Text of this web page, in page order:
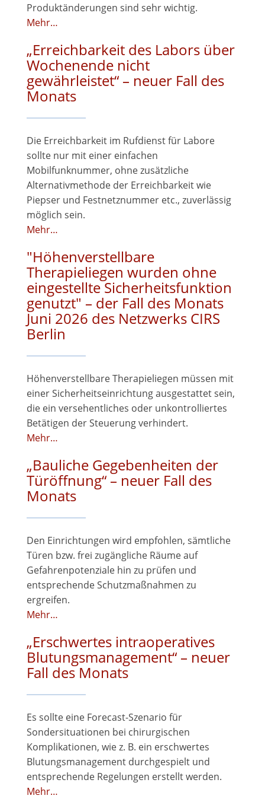
Produktänderungen sind sehr wichtig.
Mehr…
„Erreichbarkeit des Labors über
Wochenende nicht
gewährleistet“ – neuer Fall des
Monats
Die Erreichbarkeit im Rufdienst für Labore
sollte nur mit einer einfachen
Mobilfunknummer, ohne zusätzliche
Alternativmethode der Erreichbarkeit wie
Piepser und Festnetznummer etc., zuverlässig
möglich sein.
Mehr…
"Höhenverstellbare
Therapieliegen wurden ohne
eingestellte Sicherheitsfunktion
genutzt" – der Fall des Monats
Juni 2026 des Netzwerks CIRS
Berlin
Höhenverstellbare Therapieliegen müssen mit
einer Sicherheitseinrichtung ausgestattet sein,
die ein versehentliches oder unkontrolliertes
Betätigen der Steuerung verhindert.
Mehr…
„Bauliche Gegebenheiten der
Türöffnung“ – neuer Fall des
Monats
Den Einrichtungen wird empfohlen, sämtliche
Türen bzw. frei zugängliche Räume auf
Gefahrenpotenziale hin zu prüfen und
entsprechende Schutzmaßnahmen zu
ergreifen.
Mehr…
„Erschwertes intraoperatives
Blutungsmanagement“ – neuer
Fall des Monats
Es sollte eine Forecast-Szenario für
Sondersituationen bei chirurgischen
Komplikationen, wie z. B. ein erschwertes
Blutungsmanagement durchgespielt und
entsprechende Regelungen erstellt werden.
Mehr…